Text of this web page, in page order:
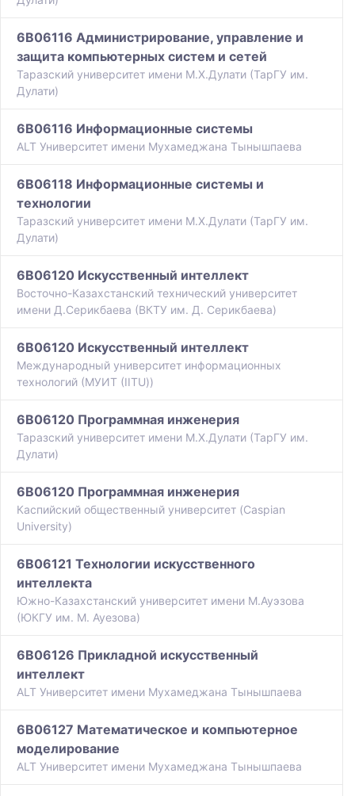
6B06116 Администрирование, управление и
защита компьютерных систем и сетей
Таразский университет имени М.Х.Дулати (ТарГУ им.
Дулати)
6B06116 Информационные системы
ALT Университет имени Мухамеджана Тынышпаева
6B06118 Информационные системы и
технологии
Таразский университет имени М.Х.Дулати (ТарГУ им.
Дулати)
6B06120 Искусственный интеллект
Восточно-Казахстанский технический университет
имени Д.Серикбаева (ВКТУ им. Д. Серикбаева)
6B06120 Искусственный интеллект
Международный университет информационных
технологий (МУИТ (IITU))
6B06120 Программная инженерия
Таразский университет имени М.Х.Дулати (ТарГУ им.
Дулати)
6B06120 Программная инженерия
Каспийский общественный университет (Caspian
University)
6B06121 Технологии искусственного
интеллекта
Южно-Казахстанский университет имени М.Ауэзова
(ЮКГУ им. М. Ауезова)
6B06126 Прикладной искусственный
интеллект
ALT Университет имени Мухамеджана Тынышпаева
6B06127 Математическое и компьютерное
моделирование
ALT Университет имени Мухамеджана Тынышпаева